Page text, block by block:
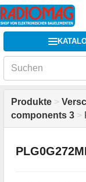
Produkte >
components 3 >